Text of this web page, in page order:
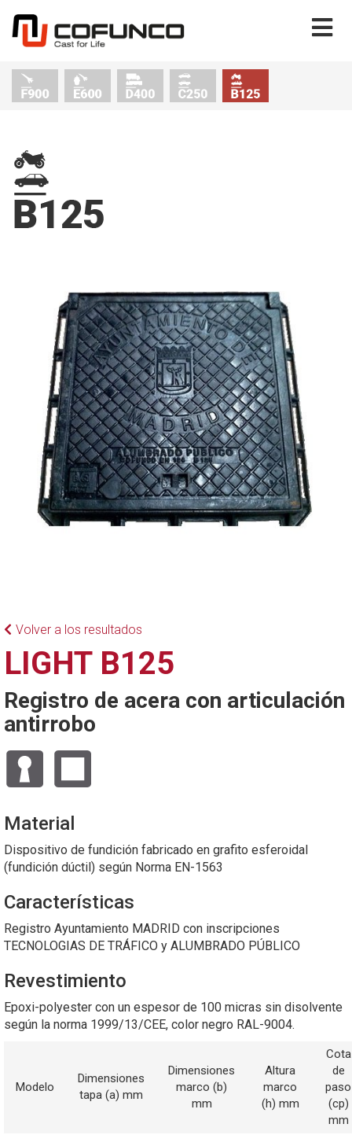
Volver a los resultados
LIGHT B125
Registro de acera con articulación
antirrobo
Material
Dispositivo de fundición fabricado en grafito esferoidal
(fundición dúctil) según Norma EN-1563
Características
Registro Ayuntamiento MADRID con inscripciones
TECNOLOGIAS DE TRÁFICO y ALUMBRADO PÚBLICO
Revestimiento
Epoxi-polyester con un espesor de 100 micras sin disolvente
según la norma 1999/13/CEE, color negro RAL-9004.
Modelo
Dimensiones
tapa (a) mm
Dimensiones
marco (b)
mm
Altura
marco
(h) mm
Cota
de
paso
(cp)
mm